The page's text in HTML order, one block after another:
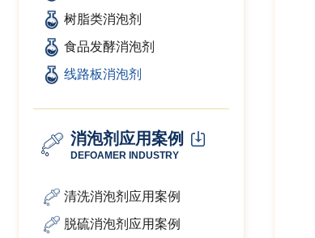
树脂类消泡剂
食品发酵消泡剂
线路板消泡剂
消泡剂应用案例
DEFOAMER INDUSTRY
清洗消泡剂应用案例
脱硫消泡剂应用案例